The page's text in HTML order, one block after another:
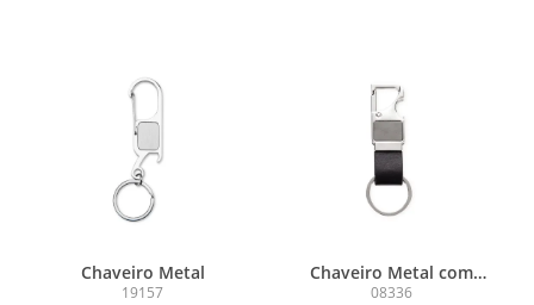
Chaveiro Metal
19157
Chaveiro Metal com
Mosquetão
08336